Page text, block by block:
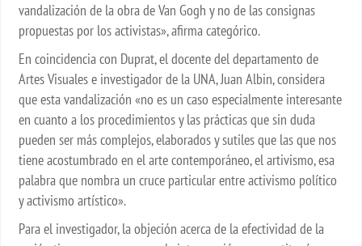
vandalización de la obra de Van Gogh y no de las consignas
propuestas por los activistas», afirma categórico.
En coincidencia con Duprat, el docente del departamento de
Artes Visuales e investigador de la UNA, Juan Albin, considera
que esta vandalización «no es un caso especialmente interesante
en cuanto a los procedimientos y las prácticas que sin duda
pueden ser más complejos, elaborados y sutiles que las que nos
tiene acostumbrado en el arte contemporáneo, el artivismo, esa
palabra que nombra un cruce particular entre activismo político
y activismo artístico».
Para el investigador, la objeción acerca de la efectividad de la